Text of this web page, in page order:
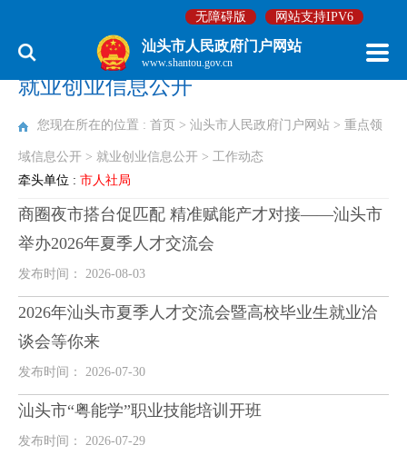
无障碍版 网站支持IPV6
汕头市人民政府门户网站
www.shantou.gov.cn
就业创业信息公开
您现在所在的位置 : 首页 > 汕头市人民政府门户网站 > 重点领
域信息公开 > 就业创业信息公开 > 工作动态
牵头单位 : 市人社局
商圈夜市搭台促匹配 精准赋能产才对接——汕头市
举办2026年夏季人才交流会
发布时间： 2026-08-03
2026年汕头市夏季人才交流会暨高校毕业生就业洽
谈会等你来
发布时间： 2026-07-30
汕头市“粤能学”职业技能培训开班
发布时间： 2026-07-29